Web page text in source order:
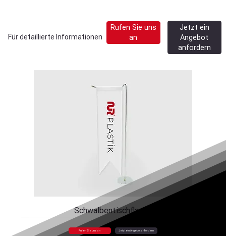
Für detaillierte Informationen
Rufen Sie uns
an
Jetzt ein
Angebot
anfordern
Schwalbentischflagge
Rufen Sie uns an Jetzt ein Angebot anfordern